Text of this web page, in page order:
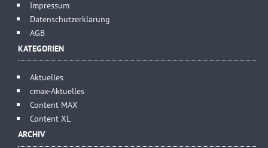
Impressum
Datenschutzerklärung
AGB
KATEGORIEN
Aktuelles
cmax-Aktuelles
Content MAX
Content XL
ARCHIV